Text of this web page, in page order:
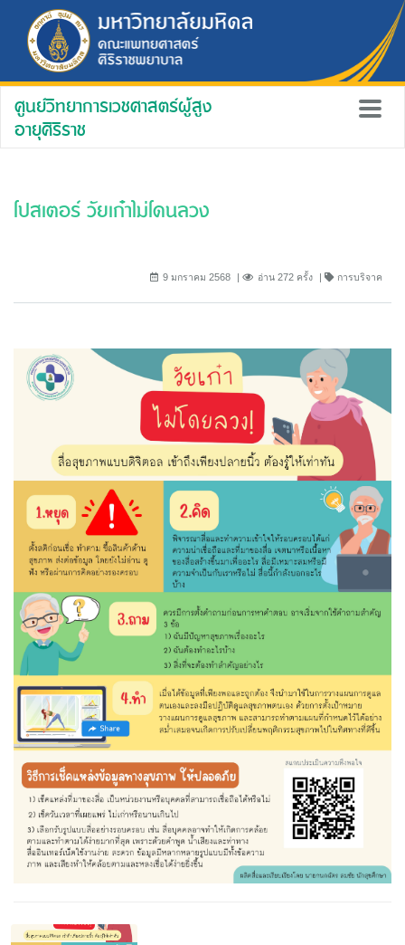
ศูนย์วิทยาการเวชศาสตร์ผู้สูง
อายุศิริราช
โปสเตอร์ วัยเก๋าไม่โดนลวง
9 มกราคม 2568 อ่าน 272 ครั้ง การบริจาค